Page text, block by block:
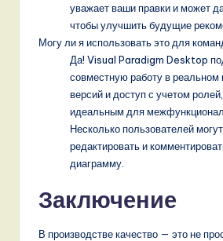
уважает ваши правки и может
чтобы улучшить будущие
Могу ли я использовать это для
Да! Visual Paradigm Desktop
совместную работу в реальном
версий и доступ с учетом
идеальным для
Несколько пользователей
редактировать и
диаграмму.
Заключение
В производстве качество — это не